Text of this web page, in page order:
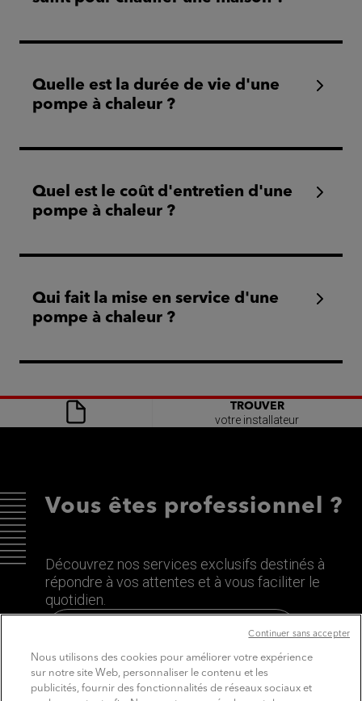
Quelle est la durée de vie d'une
pompe à chaleur ?
Quel est le coût d'entretien d'une
pompe à chaleur ?
Qui fait la mise en service d'une
pompe à chaleur ?
TROUVER
votre installateur
Vous êtes professionnel ?
Découvrez nos services exclusifs destinés à
répondre à vos attentes et à vous faciliter le
quotidien.
Découvrez le site dédié aux Pros
Nous utilisons des cookies pour améliorer votre expérience
sur notre site Web, personnaliser le contenu et les
publicités, fournir des fonctionnalités de réseaux sociaux et
Continuer sans accepter